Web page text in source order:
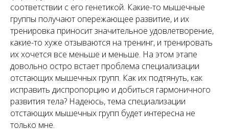
соответствии с его генетикой. Какие-то мышечные
группы получают опережающее развитие, и их
тренировка приносит значительное удовлетворение,
какие-то хуже отзываются на тренинг, и тренировать
их хочется все меньше и меньше. На этом этапе
довольно остро встает проблема специализации
отстающих мышечных групп. Как их подтянуть, как
исправить диспропорцию и добиться гармоничного
развития тела? Надеюсь, тема специализации
отстающих мышечных групп будет интересна не
только мне.